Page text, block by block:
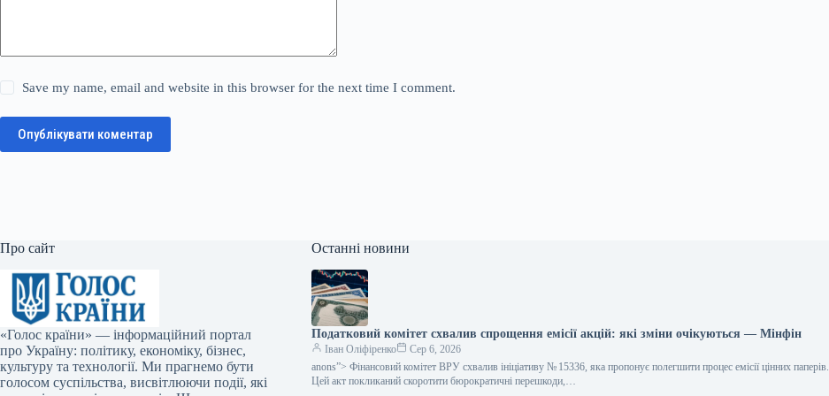
Save my name, email and website in this browser for the next time I comment.
Опублікувати коментар
Про сайт
«Голос країни» — інформаційний портал
про Україну: політику, економіку, бізнес,
культуру та технології. Ми прагнемо бути
голосом суспільства, висвітлюючи події, які
Останні новини
Податковий комітет схвалив спрощення емісії акцій: які зміни очікуються — Мінфін
Іван Оліфіренко
Сер 6, 2026
anons”> Фінансовий комітет ВРУ схвалив ініціативу № 15336, яка пропонує полегшити процес емісії цінних паперів.
Цей акт покликаний скоротити бюрократичні перешкоди,…